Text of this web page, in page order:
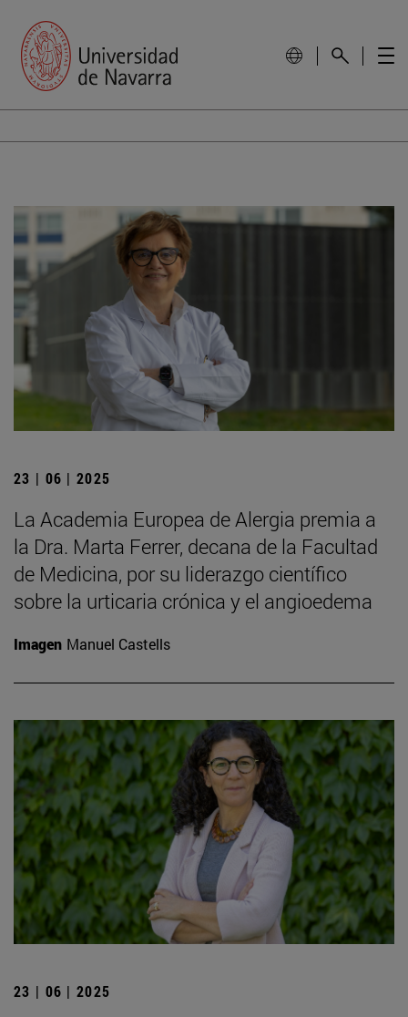
23 | 06 | 2025
La Academia Europea de Alergia premia a
la Dra. Marta Ferrer, decana de la Facultad
de Medicina, por su liderazgo científico
sobre la urticaria crónica y el angioedema
Imagen Manuel Castells
23 | 06 | 2025